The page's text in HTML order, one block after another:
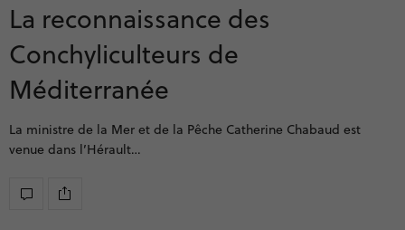
La reconnaissance des
Conchyliculteurs de
Méditerranée
La ministre de la Mer et de la Pêche Catherine Chabaud est
venue dans l’Hérault…